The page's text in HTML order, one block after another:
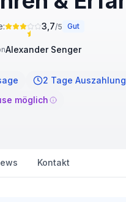
3,7/5 Gut
Alexander Senger
2 Tage Auszahlung
möglich
Kontakt